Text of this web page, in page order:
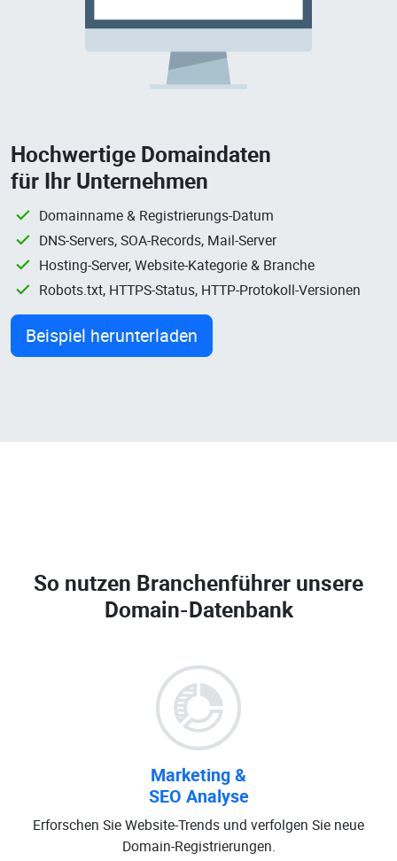
Hochwertige Domaindaten
für Ihr Unternehmen
Domainname & Registrierungs-Datum
DNS-Servers, SOA-Records, Mail-Server
Hosting-Server, Website-Kategorie & Branche
Robots.txt, HTTPS-Status, HTTP-Protokoll-Versionen
Beispiel herunterladen
So nutzen Branchenführer unsere
Domain-Datenbank
Marketing &
SEO Analyse
Erforschen Sie Website-Trends und verfolgen Sie neue
Domain-Registrierungen.